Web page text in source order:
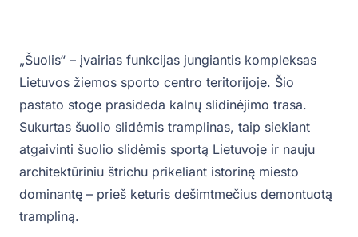
„Šuolis“ – įvairias funkcijas jungiantis kompleksas
Lietuvos žiemos sporto centro teritorijoje. Šio
pastato stoge prasideda kalnų slidinėjimo trasa.
Sukurtas šuolio slidėmis tramplinas, taip siekiant
atgaivinti šuolio slidėmis sportą Lietuvoje ir nauju
architektūriniu štrichu prikeliant istorinę miesto
dominantę – prieš keturis dešimtmečius demontuotą
trampliną.